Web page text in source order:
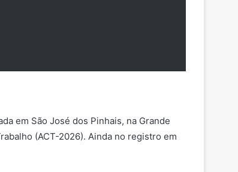
em São José dos Pinhais, na Grande
(ACT-2026). Ainda no registro em